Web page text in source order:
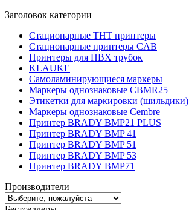
Заголовок категории
Стационарные THT принтеры
Стационарные принтеры CAB
Принтеры для ПВХ трубок
KLAUKE
Самоламинирующиеся маркеры
Маркеры однознаковые CBMR25
Этикетки для маркировки (шильдики)
Маркеры однознаковые Cembre
Принтер BRADY BMP21 PLUS
Принтер BRADY BMP 41
Принтер BRADY BMP 51
Принтер BRADY BMP 53
Принтер BRADY BMP71
Производители